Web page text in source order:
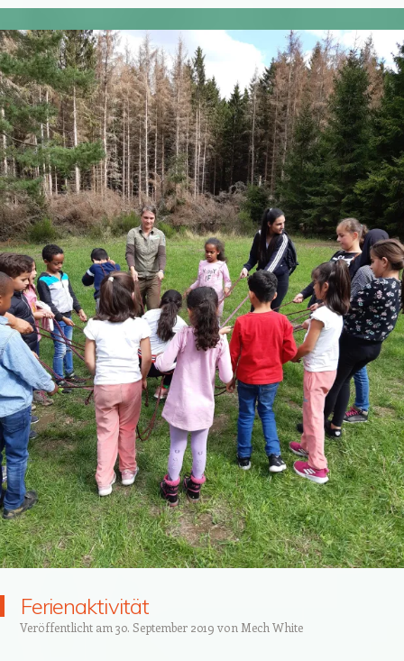
Ferienaktivität
Veröffentlicht am 30. September 2019 von Mech White